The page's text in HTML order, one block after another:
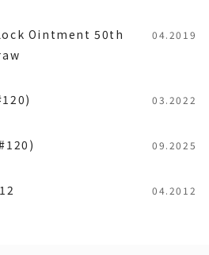
Ointment 50th
04.2019
03.2022
09.2025
04.2012